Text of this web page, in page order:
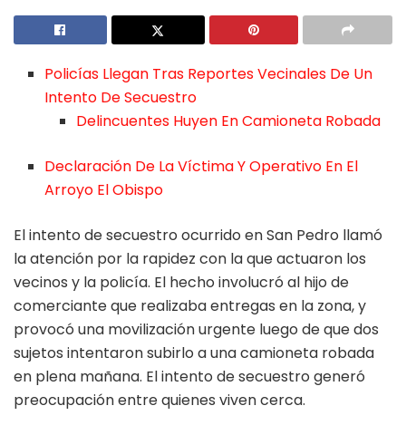
Policías Llegan Tras Reportes Vecinales De Un
Intento De Secuestro
Delincuentes Huyen En Camioneta Robada
Declaración De La Víctima Y Operativo En El
Arroyo El Obispo
El intento de secuestro ocurrido en San Pedro llamó
la atención por la rapidez con la que actuaron los
vecinos y la policía. El hecho involucró al hijo de
comerciante que realizaba entregas en la zona, y
provocó una movilización urgente luego de que dos
sujetos intentaron subirlo a una camioneta robada
en plena mañana. El intento de secuestro generó
preocupación entre quienes viven cerca.